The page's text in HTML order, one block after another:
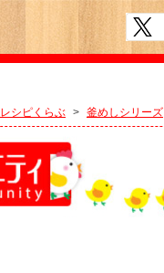
レシピくらぶ > 釜めしシリーズ